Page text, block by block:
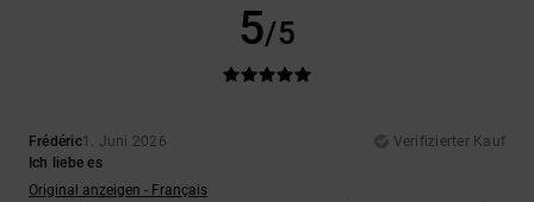
5/5
Frédéric1. Juni 2026
Verifizierter Kauf
Ich liebe es
Original anzeigen - Français